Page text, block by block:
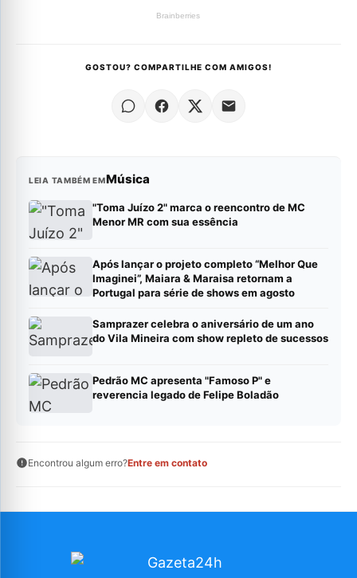
GOSTOU? COMPARTILHE COM AMIGOS!
LEIA TAMBÉM EMMúsica
"Toma Juízo 2" marca o reencontro de MC
Menor MR com sua essência
Após lançar o projeto completo “Melhor Que
Imaginei”, Maiara & Maraisa retornam a
Portugal para série de shows em agosto
Samprazer celebra o aniversário de um ano
do Vila Mineira com show repleto de sucessos
Pedrão MC apresenta "Famoso P" e
reverencia legado de Felipe Boladão
Encontrou algum erro?Entre em contato